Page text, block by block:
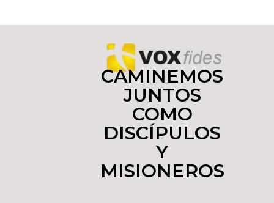
CAMINEMOS
JUNTOS
COMO
DISCÍPULOS
Y
MISIONEROS